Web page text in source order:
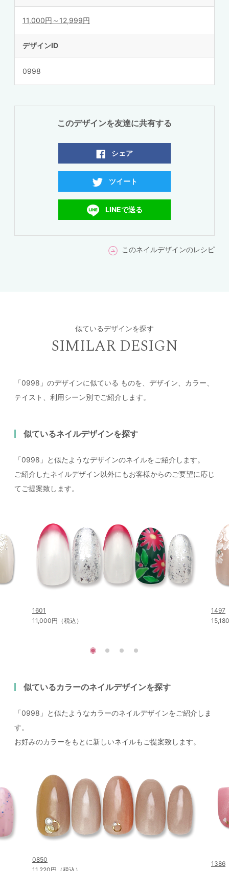
11,000円～12,999円
デザインID
0998
このデザインを友達に共有する
シェア
ツイート
LINEで送る
このネイルデザインのレシピ
似ているデザインを探す
SIMILAR DESIGN
「0998」のデザインに似ている ものを、デザイン、カラー、
テイスト、利用シーン別でご紹介します。
似ているネイルデザインを探す
「0998」と似たようなデザインのネイルをご紹介します。
ご紹介したネイルデザイン以外にもお客様からのご要望に応じ
てご提案致します。
1601
11,000円（税込）
1497
似ているカラーのネイルデザインを探す
「0998」と似たようなカラーのネイルデザインをご紹介しま
す。
お好みのカラーをもとに新しいネイルもご提案致します。
0850
1386